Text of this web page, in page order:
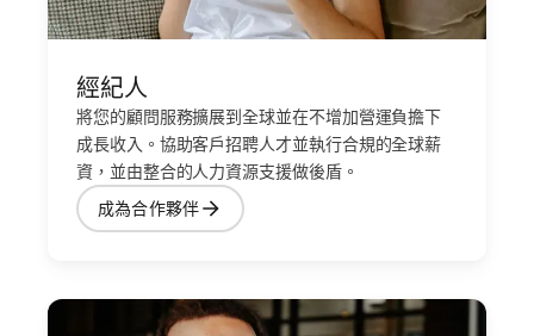
經紀人
將您的顧問服務擴展到全球並在不增加營運負擔下
成長收入。協助客戶招聘人才並執行合規的全球薪
資，並由整合的人力資源支援做後盾。
成為合作夥伴